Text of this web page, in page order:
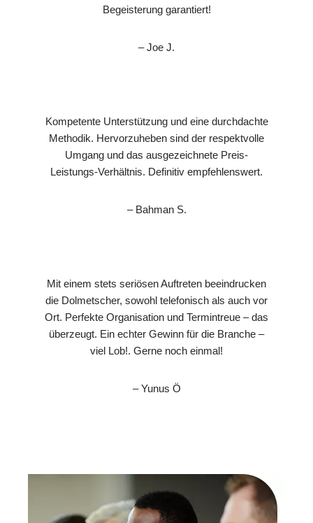
Begeisterung garantiert!
– Joe J.
Kompetente Unterstützung und eine durchdachte
Methodik. Hervorzuheben sind der respektvolle
Umgang und das ausgezeichnete Preis-
Leistungs-Verhältnis. Definitiv empfehlenswert.
– Bahman S.
Mit einem stets seriösen Auftreten beeindrucken
die Dolmetscher, sowohl telefonisch als auch vor
Ort. Perfekte Organisation und Termintreue – das
überzeugt. Ein echter Gewinn für die Branche –
viel Lob!. Gerne noch einmal!
– Yunus Ö